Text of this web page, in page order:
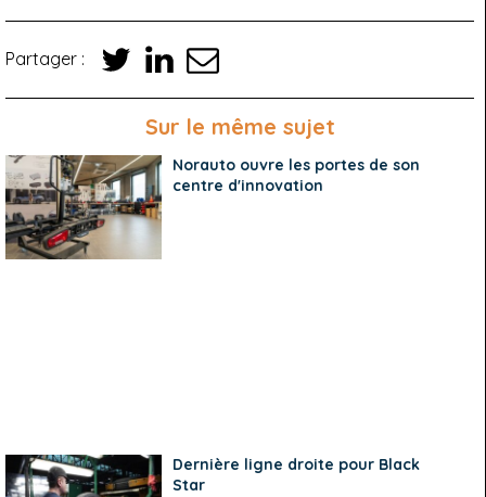
Partager :
Sur le même sujet
Norauto ouvre les portes de son
centre d'innovation
Dernière ligne droite pour Black
Star